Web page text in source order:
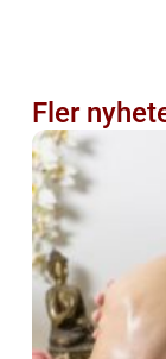
Fler